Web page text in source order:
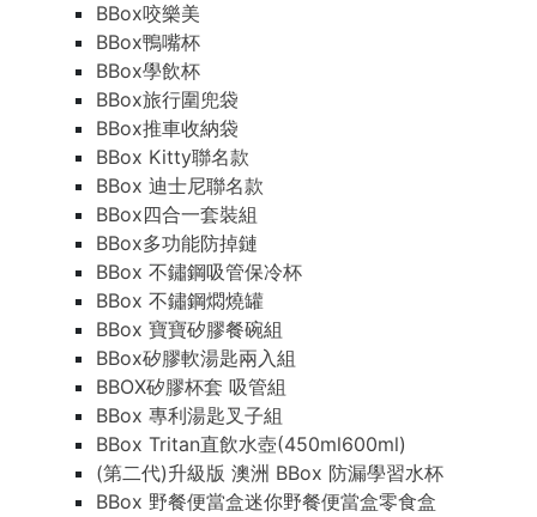
BBox咬樂美
BBox鴨嘴杯
BBox學飲杯
BBox旅行圍兜袋
BBox推車收納袋
BBox Kitty聯名款
BBox 迪士尼聯名款
BBox四合一套裝組
BBox多功能防掉鏈
BBox 不鏽鋼吸管保冷杯
BBox 不鏽鋼燜燒罐
BBox 寶寶矽膠餐碗組
BBox矽膠軟湯匙兩入組
BBOX矽膠杯套 吸管組
BBox 專利湯匙叉子組
BBox Tritan直飲水壺(450ml600ml)
(第二代)升級版 澳洲 BBox 防漏學習水杯
BBox 野餐便當盒迷你野餐便當盒零食盒